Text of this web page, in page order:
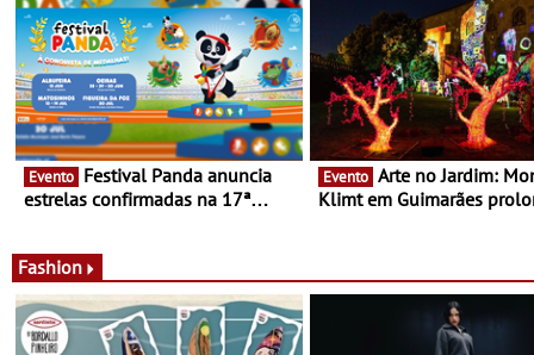
Evento
estrelas confirmadas na 17ª
Evento
Klimt em Guimarães
Fashion